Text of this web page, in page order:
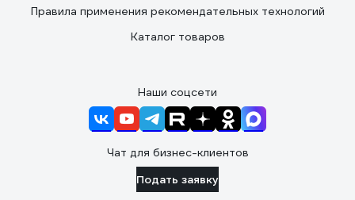
Правила применения рекомендательных технологий
Каталог товаров
Наши соцсети
Чат для бизнес-клиентов
Подать заявку